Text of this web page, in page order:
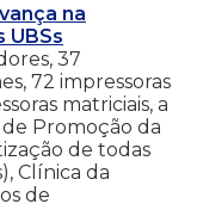
na
UBSs
37
72 impressoras
matriciais, a
Promoção da
de todas
Clínica da
de